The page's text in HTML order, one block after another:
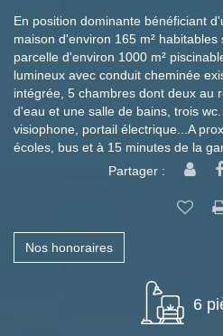
En position dominante bénéficiant
maison d'environ 165 m²
parcelle d'environ 1000 m²
lumineux avec conduit cheminée
intégrée, 5 chambres dont deux au
d'eau et une salle de bains, trois
visiophone, portail électrique...A
écoles, bus et à 15 minutes de la
Partager :
Nos honoraires
6